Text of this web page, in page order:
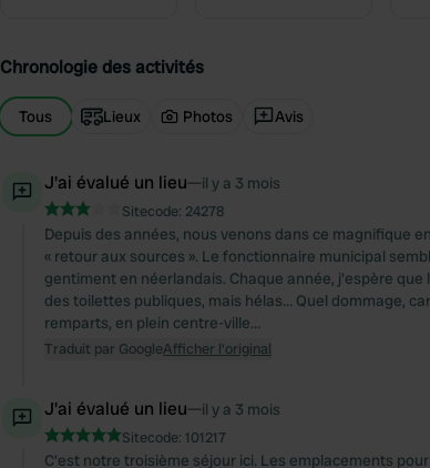
Chronologie des activités
Tous Lieux Photos Avis
J'ai évalué un lieu—il y a 3 mois
Sitecode: 24278
Depuis des années, nous venons dans ce magnifique
« retour aux sources ». Le fonctionnaire municipal
gentiment en néerlandais. Chaque année, j'espère
des toilettes publiques, mais hélas… Quel dommage,
remparts, en plein centre-ville…
Traduit par GoogleAfficher l'original
J'ai évalué un lieu—il y a 3 mois
Sitecode: 101217
C'est notre troisième séjour ici. Les emplacements